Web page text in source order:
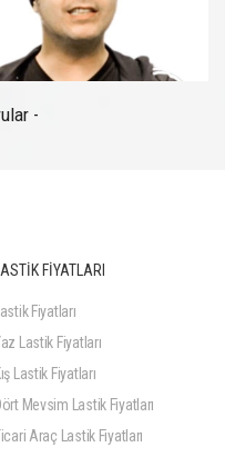
-
LASTİK FİYATLARI
Lastik Fiyatları
Lastik Fiyatları
Lastik Fiyatları
Mevsim Lastik Fiyatları
Araç Lastik Fiyatları